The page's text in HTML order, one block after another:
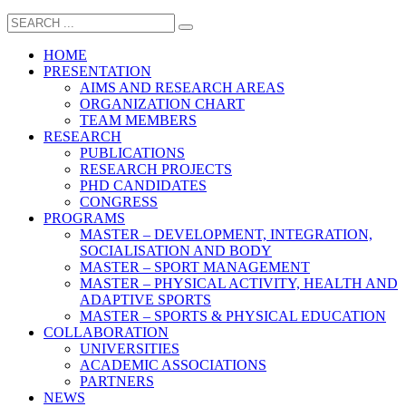
HOME
PRESENTATION
AIMS AND RESEARCH AREAS
ORGANIZATION CHART
TEAM MEMBERS
RESEARCH
PUBLICATIONS
RESEARCH PROJECTS
PHD CANDIDATES
CONGRESS
PROGRAMS
MASTER – DEVELOPMENT, INTEGRATION,
SOCIALISATION AND BODY
MASTER – SPORT MANAGEMENT
MASTER – PHYSICAL ACTIVITY, HEALTH AND
ADAPTIVE SPORTS
MASTER – SPORTS & PHYSICAL EDUCATION
COLLABORATION
UNIVERSITIES
ACADEMIC ASSOCIATIONS
PARTNERS
NEWS